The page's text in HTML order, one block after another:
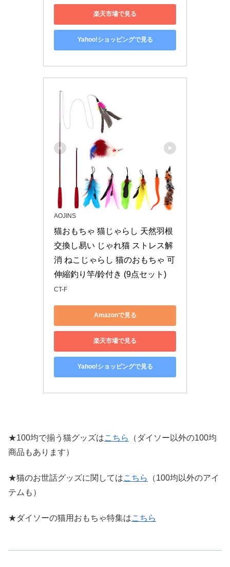
楽天市場で見る
Yahoo!ショッピングで見る
AOJINS
猫おもちゃ 猫じゃらし 天然羽根
交換し易い じゃれ猫 ストレス解
消 ねこじゃらし 猫のおもちゃ 可
伸縮釣り竿/鈴付き (9点セット)
CT-F
Amazonで見る
楽天市場で見る
Yahoo!ショッピングで見る
★100均で揃う猫グッズはこちら
（ダイソー以外の100均
商品もあります）
★猫のお世話グッズに関してはこちら
（100均以外のアイ
テムも）
★ダイソーの猫用おもちゃ特集はこちら